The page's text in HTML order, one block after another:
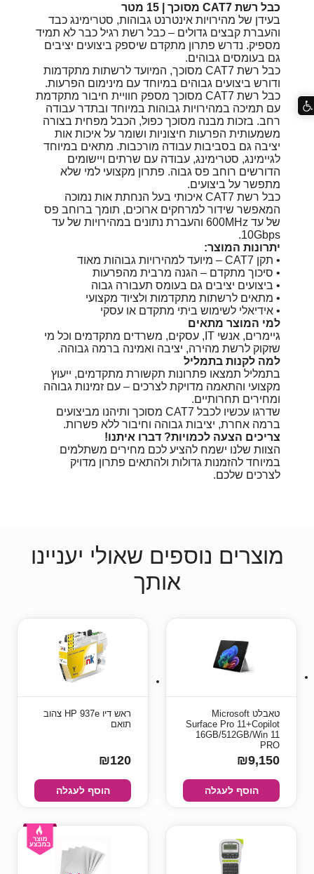
כבל רשת CAT7 מסוכך | 15 מטר
בעידן של מהירויות אינטרנט גבוהות, סטרימינג כבד
והעברת קבצים גדולים – כבל רשת רגיל כבר לא תמיד
מספיק. נדרש פתרון מתקדם שיספק ביצועים יציבים
גם בעומסים גבוהים.
כבל רשת CAT7 מסוכך, המיועד לרשתות מתקדמות
ודורש ביצועים גבוהים במיוחד עם מינימום הפרעות.
כבל רשת CAT7 מסוכך מספק חוויית חיבור מתקדמת
עם תמיכה במהירויות גבוהות במיוחד ובתדר עבודה
רחב. בזכות מבנה מסוכך כפול, הכבל מפחית בצורה
משמעותית הפרעות חיצוניות ושומר על איכות אות
יציבה גם בסביבות עבודה מורכבות. מתאים במיוחד
לגיימינג, סטרימינג, עבודה עם שרתים ויישומים
הדורשים רוחב פס גבוה. פתרון מקצועי למי שלא
מתפשר על ביצועים.
כבל רשת CAT7 איכותי בעל הנחתת אות נמוכה
המאפשר שידור למרחקים ארוכים, תומך ברוחב פס
של עד 600MHz והעברת נתונים במהירויות של עד
10Gbps.
יתרונות המוצר:
• תקן CAT7 – מיועד למהירויות גבוהות מאוד
• סיכוך מתקדם – הגנה מרבית מהפרעות
• ביצועים יציבים גם בעומס תעבורה גבוה
• מתאים לרשתות מתקדמות ולציוד מקצועי
• אידיאלי לשימוש ביתי מתקדם או עסקי
למי המוצר מתאים
גיימרים, אנשי IT, עסקים, משרדים מתקדמים וכל מי
שזקוק לרשת מהירה, יציבה ואמינה ברמה גבוהה.
למה לקנות בתמליל
בתמליל תמצאו פתרונות תקשורת מתקדמים, ייעוץ
מקצועי והתאמה מדויקת לצרכים – עם זמינות גבוהה
ומחירים תחרותיים.
שדרגו עכשיו לכבל CAT7 מסוכך ותיהנו מביצועים
ברמה אחרת, יציבות גבוהה וחיבור ללא פשרות.
צריכים הצעה לכמויות? דברו איתנו!
הצוות שלנו ישמח להציע לכם מחירים משתלמים
במיוחד להזמנות גדולות ולהתאים פתרון מדויק
לצרכים שלכם.
מוצרים נוספים שאולי יעניינו
אותך
טאבלט Microsoft
Surface Pro 11+Copilot
16GB/512GB/Win 11
PRO
₪9,150
הוסף לעגלה
ראש דיו HP 937e צהוב
תואם
₪120
הוסף לעגלה